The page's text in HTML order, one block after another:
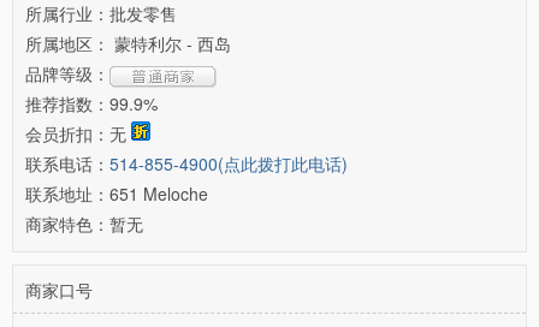
所属行业： 批发零售
所属地区： 蒙特利尔 - 西岛
品牌等级：
推荐指数： 99.9%
会员折扣： 无
联系电话： 514-855-4900(点此拨打此电话)
联系地址： 651 Meloche
商家特色： 暂无
商家口号